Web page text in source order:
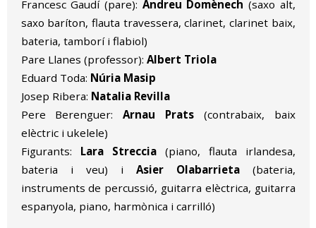
Francesc Gaudí (pare): Andreu Domènech (saxo alt,
saxo baríton, flauta travessera, clarinet, clarinet baix,
bateria, tamborí i flabiol)
Pare Llanes (professor): Albert Triola
Eduard Toda: Núria Masip
Josep Ribera: Natalia Revilla
Pere Berenguer:Arnau Prats(contrabaix, baix
elèctric i ukelele)
Figurants: Lara Streccia(piano, flauta irlandesa,
bateria i veu) i Asier Olabarrieta(bateria,
instruments de percussió, guitarra elèctrica, guitarra
espanyola, piano, harmònica i carrilló)